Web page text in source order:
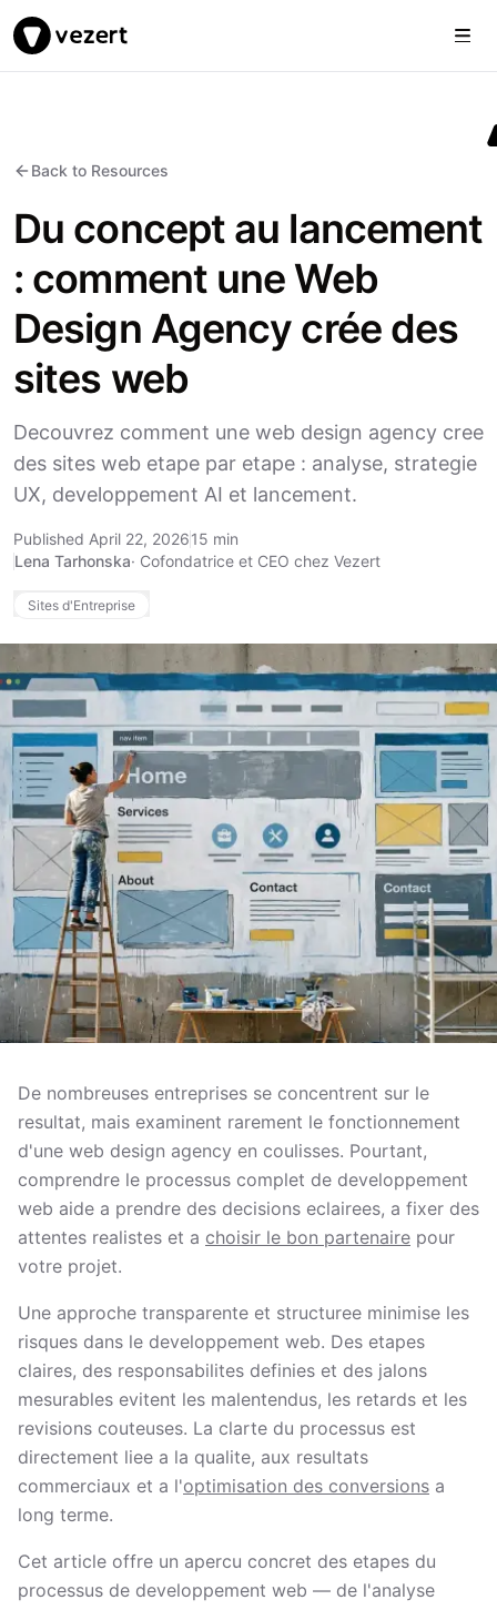
Vezert
Back to Resources
Du concept au lancement
: comment une Web
Design Agency crée des
sites web
Decouvrez comment une web design agency cree
des sites web etape par etape : analyse, strategie
UX, developpement AI et lancement.
Published April 22, 202615 min
Lena Tarhonska· Cofondatrice et CEO chez Vezert
Sites d'Entreprise
De nombreuses entreprises se concentrent sur le
resultat, mais examinent rarement le fonctionnement
d'une web design agency en coulisses. Pourtant,
comprendre le processus complet de developpement
web aide a prendre des decisions eclairees, a fixer des
attentes realistes et a choisir le bon partenaire pour
votre projet.
Une approche transparente et structuree minimise les
risques dans le developpement web. Des etapes
claires, des responsabilites definies et des jalons
mesurables evitent les malentendus, les retards et les
revisions couteuses. La clarte du processus est
directement liee a la qualite, aux resultats
commerciaux et a l'optimisation des conversions a
long terme.
Cet article offre un apercu concret des etapes du
processus de developpement web — de l'analyse